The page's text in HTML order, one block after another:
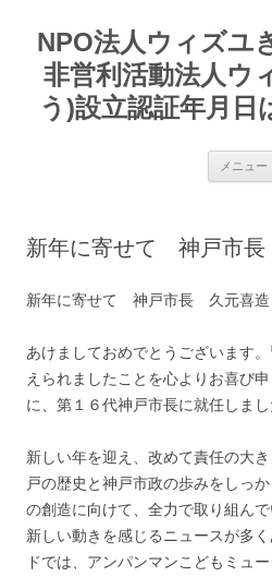
テ
ンNPO法人ウィズユ
非営利活動法人ウ
う)設立認証年月日
メニュー
新年に寄せて 神戸市
新年に寄せて 神戸市長 久元喜造
あけましておめでとうございます
えられましたことを心よりお喜び
に、第１６代神戸市長に就任しまし
新しい年を迎え、改めて責任の大
戸の歴史と神戸市政の歩みをしっ
の創造に向けて、全力で取り組ん
新しい動きを感じるニュースが多
ドでは、アンパンマンこどもミュ